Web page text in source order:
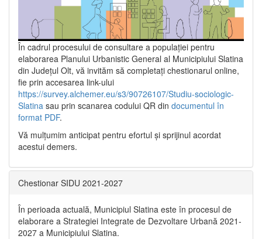
În cadrul procesului de consultare a populaţiei pentru
elaborarea Planului Urbanistic General al Municipiului Slatina
din Județul Olt, vă invităm să completați chestionarul online,
fie prin accesarea link-ului
https://survey.alchemer.eu/s3/90726107/Studiu-sociologic-
Slatina sau prin scanarea codului QR din documentul în
format PDF.
Vă mulţumim anticipat pentru efortul şi sprijinul acordat
acestui demers.
Chestionar SIDU 2021-2027
În perioada actuală, Municipiul Slatina este în procesul de
elaborare a Strategiei Integrate de Dezvoltare Urbană 2021‐
2027 a Municipiului Slatina.